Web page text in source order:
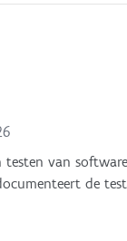
naar een
van
de